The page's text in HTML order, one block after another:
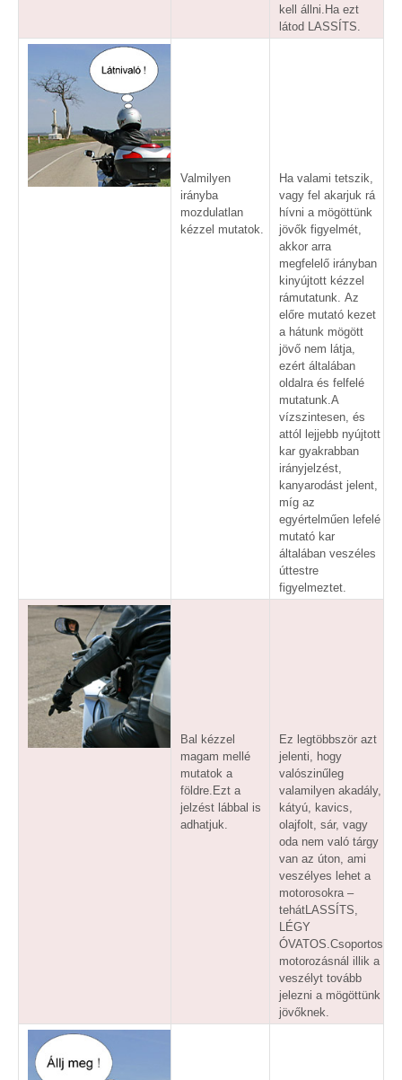
kell állni.Ha ezt
látod LASSÍTS.
Valmilyen
irányba
mozdulatlan
kézzel mutatok.
Ha valami tetszik,
vagy fel akarjuk rá
hívni a mögöttünk
jövők figyelmét,
akkor arra
megfelelő irányban
kinyújtott kézzel
rámutatunk. Az
előre mutató kezet
a hátunk mögött
jövő nem látja,
ezért általában
oldalra és felfelé
mutatunk.A
vízszintesen, és
attól lejjebb nyújtott
kar gyakrabban
irányjelzést,
kanyarodást jelent,
míg az
egyértelműen lefelé
mutató kar
általában veszéles
úttestre
figyelmeztet.
Bal kézzel
magam mellé
mutatok a
földre.Ezt a
jelzést lábbal is
adhatjuk.
Ez legtöbbször azt
jelenti, hogy
valószinűleg
valamilyen akadály,
kátyú, kavics,
olajfolt, sár, vagy
oda nem való tárgy
van az úton, ami
veszélyes lehet a
motorosokra –
tehátLASSÍTS,
LÉGY
ÓVATOS.Csoportos
motorozásnál illik a
veszélyt tovább
jelezni a mögöttünk
jövőknek.